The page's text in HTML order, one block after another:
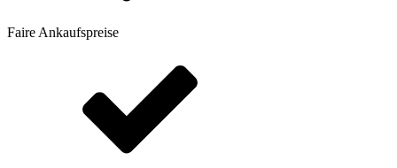
Faire Ankaufspreise